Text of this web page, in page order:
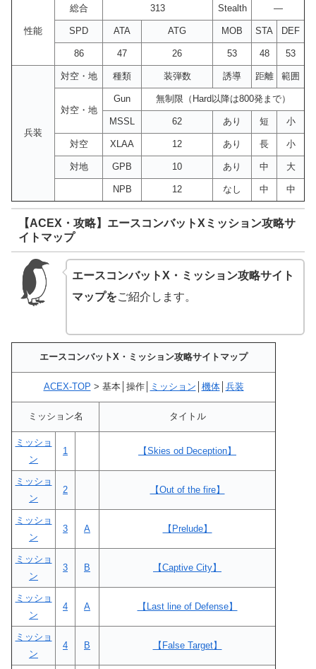
性能
総合 313 Stealth ―
SPD ATA ATG MOB STA DEF
86 47 26 53 48 53
兵装
対空・地 種類 装弾数 誘導 距離 範囲
対空・地
Gun 無制限（Hard以降は800発まで）
MSSL 62 あり 短 小
対空 XLAA 12 あり 長 小
対地 GPB 10 あり 中 大
NPB 12 なし 中 中
【ACEX・攻略】エースコンバットXミッション攻略サ
イトマップ
エースコンバットX・ミッション攻略サイト
マップをご紹介します。
エースコンバットX・ミッション攻略サイトマップ
ACEX-TOP > 基本│操作│ ミッション 機体│ 兵装
ミッション名 タイトル
ミッショ
ン
1 【Skies od Deception】
ミッショ
ン
2 【Out of the fire】
ミッショ
ン
3 A 【Prelude】
ミッショ
ン
3 B 【Captive City】
ミッショ
ン
4 A 【Last line of Defense】
ミッショ
ン
4 B 【False Target】